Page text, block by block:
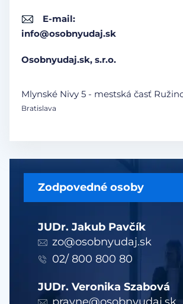
Zodpovedné osoby
JUDr. Jakub Pavčík
zo@osobnyudaj.sk
02/ 800 800 80
JUDr. Veronika Szabová
E-mail:
info@osobnyudaj.sk
Osobnyudaj.sk, s.r.o.
Mlynské Nivy 5 - mestská časť
Bratislava